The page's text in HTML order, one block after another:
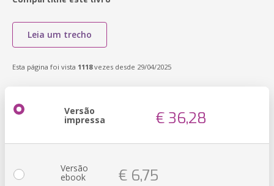
Leia um trecho
Esta página foi vista 1118vezes desde 29/04/2025
Versão
impressa € 36,28
Versão
ebook € 6,75